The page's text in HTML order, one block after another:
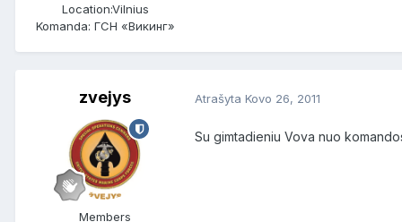
Location:Vilnius
Komanda: ГСН «Викинг»
zvejys
Members
Atrašyta Kovo 26, 2011
Su gimtadieniu Vova nuo